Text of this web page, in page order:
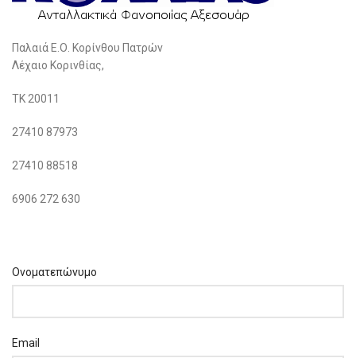
Παλαιά Ε.Ο. Κορίνθου Πατρών
Λέχαιο Κορινθίας,
ΤΚ 20011
27410 87973
27410 88518
6906 272 630
Ονοματεπώνυμο
Email